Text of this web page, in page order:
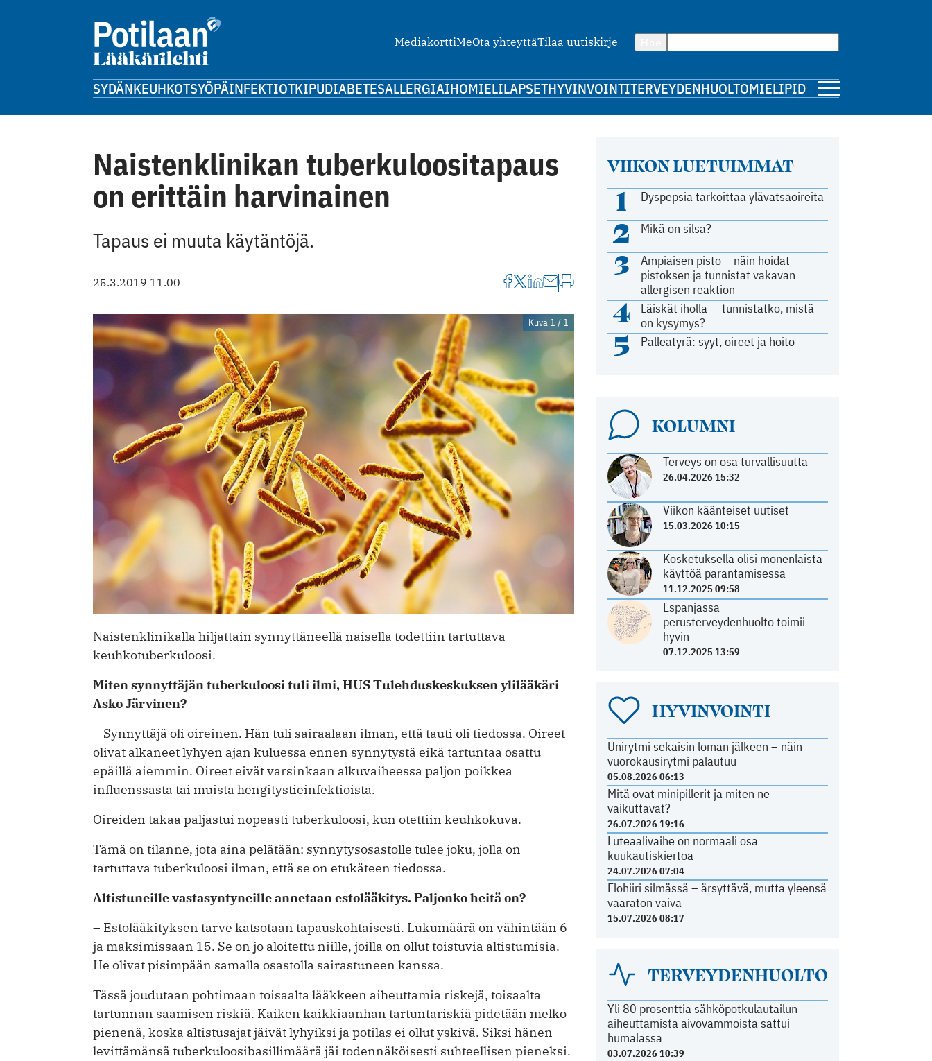
MediakorttiMeOta yhteyttäTilaa uutiskirje
SYDÄNKEUHKOTSYÖPÄINFEKTIOTKIPUDIABETESALLERGIAIHOMIELILAPSETHYVINVOINTITERVEYDENHUOLTOMIELIPIDE
VIIKON LUETUIMMAT
1 Dyspepsia tarkoittaa ylävatsaoireita
2 Mikä on silsa?
3
Ampiaisen pisto – näin hoidat
pistoksen ja tunnistat vakavan
allergisen reaktion
4
Läiskät iholla — tunnistatko, mistä
on kysymys?
5 Palleatyrä: syyt, oireet ja hoito
KOLUMNI
Terveys on osa turvallisuutta
26.04.2026 15:32
Viikon käänteiset uutiset
15.03.2026 10:15
Kosketuksella olisi monenlaista
käyttöä parantamisessa
11.12.2025 09:58
Espanjassa
perusterveydenhuolto toimii
hyvin
07.12.2025 13:59
HYVINVOINTI
Unirytmi sekaisin loman jälkeen – näin
vuorokausirytmi palautuu
05.08.2026 06:13
Mitä ovat minipillerit ja miten ne
vaikuttavat?
26.07.2026 19:16
Luteaalivaihe on normaali osa
kuukautiskiertoa
24.07.2026 07:04
Elohiiri silmässä – ärsyttävä, mutta yleensä
vaaraton vaiva
15.07.2026 08:17
TERVEYDENHUOLTO
Yli 80 prosenttia sähköpotkulautailun
aiheuttamista aivovammoista sattui
humalassa
03.07.2026 10:39
Naistenklinikan tuberkuloositapaus
on erittäin harvinainen
Tapaus ei muuta käytäntöjä.
25.3.2019 11.00
Kuva 1 / 1
Naistenklinikalla hiljattain synnyttäneellä naisella todettiin tartuttava
keuhkotuberkuloosi.
Miten synnyttäjän tuberkuloosi tuli ilmi, HUS Tulehduskeskuksen ylilääkäri
Asko Järvinen?
– Synnyttäjä oli oireinen. Hän tuli sairaalaan ilman, että tauti oli tiedossa. Oireet
olivat alkaneet lyhyen ajan kuluessa ennen synnytystä eikä tartuntaa osattu
epäillä aiemmin. Oireet eivät varsinkaan alkuvaiheessa paljon poikkea
influenssasta tai muista hengitystieinfektioista.
Oireiden takaa paljastui nopeasti tuberkuloosi, kun otettiin keuhkokuva.
Tämä on tilanne, jota aina pelätään: synnytysosastolle tulee joku, jolla on
tartuttava tuberkuloosi ilman, että se on etukäteen tiedossa.
Altistuneille vastasyntyneille annetaan estolääkitys. Paljonko heitä on?
– Estolääkityksen tarve katsotaan tapauskohtaisesti. Lukumäärä on vähintään 6
ja maksimissaan 15. Se on jo aloitettu niille, joilla on ollut toistuvia altistumisia.
He olivat pisimpään samalla osastolla sairastuneen kanssa.
Tässä joudutaan pohtimaan toisaalta lääkkeen aiheuttamia riskejä, toisaalta
tartunnan saamisen riskiä. Kaiken kaikkiaanhan tartuntariskiä pidetään melko
pienenä, koska altistusajat jäivät lyhyiksi ja potilas ei ollut yskivä. Siksi hänen
levittämänsä tuberkuloosibasillimäärä jäi todennäköisesti suhteellisen pieneksi.